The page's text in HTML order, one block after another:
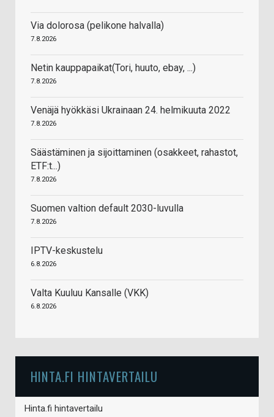
Via dolorosa (pelikone halvalla)
7.8.2026
Netin kauppapaikat(Tori, huuto, ebay, ...)
7.8.2026
Venäjä hyökkäsi Ukrainaan 24. helmikuuta 2022
7.8.2026
Säästäminen ja sijoittaminen (osakkeet, rahastot,
ETF:t...)
7.8.2026
Suomen valtion default 2030-luvulla
7.8.2026
IPTV-keskustelu
6.8.2026
Valta Kuuluu Kansalle (VKK)
6.8.2026
HINTA.FI HINTAVERTAILU
Hinta.fi hintavertailu